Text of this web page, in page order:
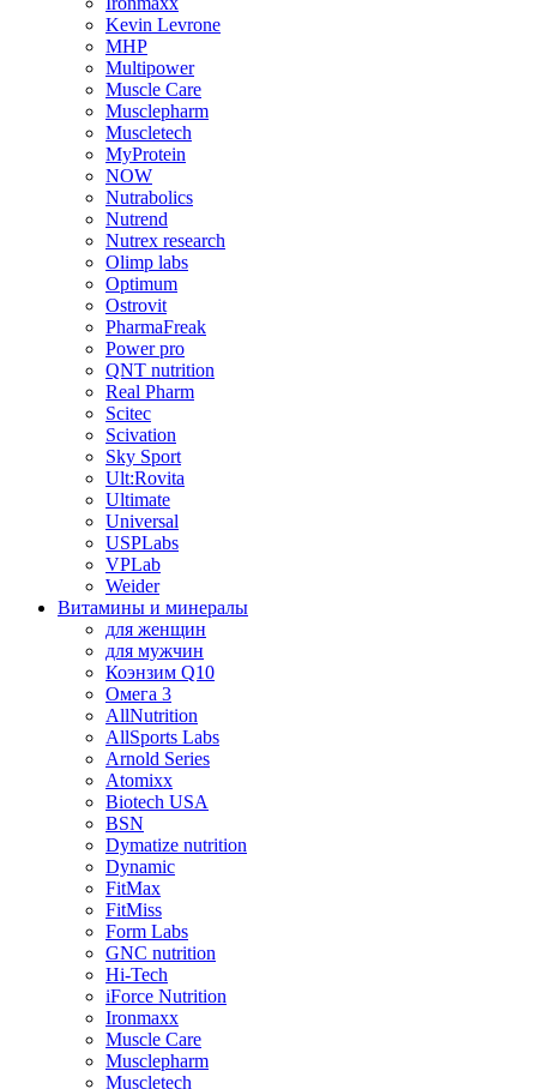
Kevin Levrone
MHP
Multipower
Muscle Care
Musclepharm
Muscletech
MyProtein
NOW
Nutrabolics
Nutrend
Nutrex research
Olimp labs
Optimum
Ostrovit
PharmaFreak
Power pro
QNT nutrition
Real Pharm
Scitec
Scivation
Sky Sport
Ult:Rovita
Ultimate
Universal
USPLabs
VPLab
Weider
Витамины и минералы
для женщин
для мужчин
Коэнзим Q10
Омега 3
AllNutrition
AllSports Labs
Arnold Series
Atomixx
Biotech USA
BSN
Dymatize nutrition
Dynamic
FitMax
FitMiss
Form Labs
GNC nutrition
Hi-Tech
iForce Nutrition
Ironmaxx
Muscle Care
Musclepharm
Muscletech